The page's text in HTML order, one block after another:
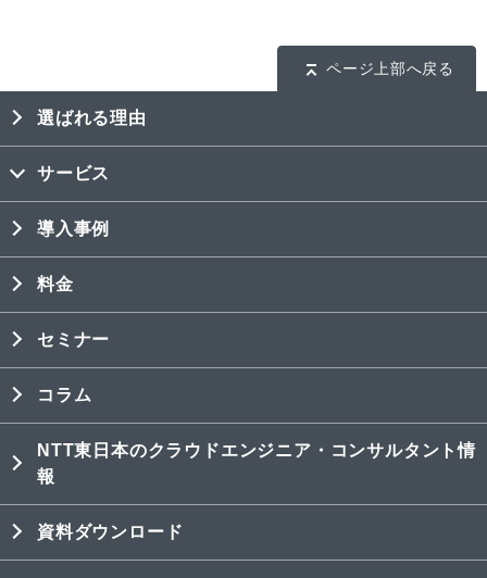
ページ上部へ戻る
選ばれる理由
サービス
導入事例
料金
セミナー
コラム
NTT東日本のクラウドエンジニア・コンサルタント情
報
資料ダウンロード